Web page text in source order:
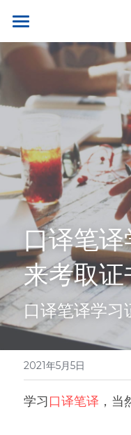
首页
听世界外语
名师风采
学校荣誉
考试比赛
合作伙伴
最新资讯
热门课程
英专学硕
英专专硕
英语口译
英语笔译
流利口语
雅思托福
医学系列
实习就业
实习项目
就业资讯
学习资源
干货讲座
真题系列
双语资料
翻译服务
笔译服务
口译服务
翻译语种
翻译报价
联系我们
口译笔
来考取
口译笔译学习
2021年5月5日
学习口译笔译 ，
所有商品分类